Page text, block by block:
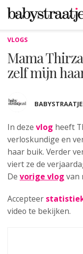
VLOGS
Mama
zelf mijn
In deze vlog heeft
verloskundige en
haar buik. Verder
viert ze de
De vorige vlog van
Accepteer
video te bekijken.